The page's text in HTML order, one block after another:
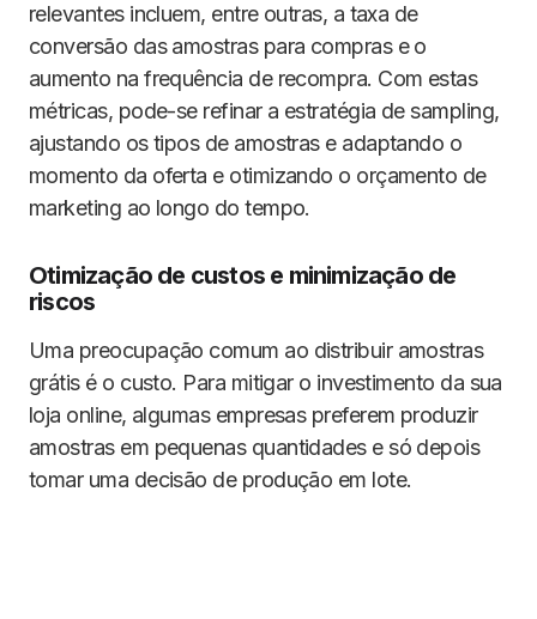
relevantes incluem, entre outras, a taxa de
conversão das amostras para compras e o
aumento na frequência de recompra. Com estas
métricas, pode-se refinar a estratégia de sampling,
ajustando os tipos de amostras e adaptando o
momento da oferta e otimizando o orçamento de
marketing ao longo do tempo.
Otimização de custos e minimização de
riscos
Uma preocupação comum ao distribuir amostras
grátis é o custo. Para mitigar o investimento da sua
loja online, algumas empresas preferem produzir
amostras em pequenas quantidades e só depois
tomar uma decisão de produção em lote.